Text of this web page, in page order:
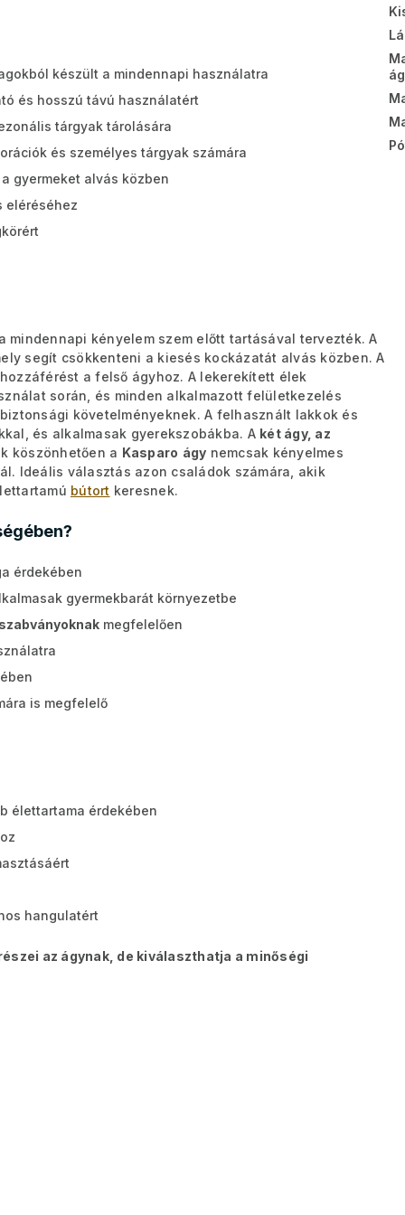
készült a mindennapi használatra
és hosszú távú használatért
tárgyak tárolására
és személyes tárgyak számára
gyermeket alvás közben
eléréséhez
mindennapi kényelem szem előtt tartásával tervezték. A
segít csökkenteni a kiesés kockázatát alvás közben. A
a felső ágyhoz. A lekerekített élek
során, és minden alkalmazott felületkezelés
követelményeknek. A felhasznált lakkok és
és alkalmasak gyerekszobákba. A két ágy, az
köszönhetően a Kasparo ágy nemcsak kényelmes
Ideális választás azon családok számára, akik
bútort keresnek.
érdekében
gyermekbarát környezetbe
megfelelően
is megfelelő
élettartama érdekében
hangulatért
az ágynak, de kiválaszthatja a minőségi